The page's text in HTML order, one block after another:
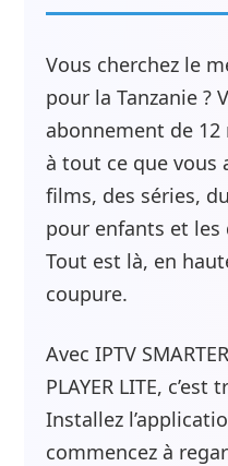
Vous cherchez le
pour la Tanzanie ?
abonnement de 12
à tout ce que vous
films, des séries,
pour enfants et les
Tout est là, en
coupure.
Avec IPTV
PLAYER LITE,
Installez
commencez à